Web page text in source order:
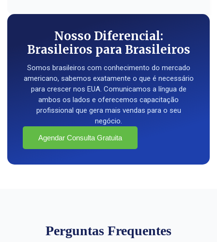
Nosso Diferencial:
Brasileiros para Brasileiros
Somos brasileiros com conhecimento do mercado
americano, sabemos exatamente o que é necessário
para crescer nos EUA. Comunicamos a língua de
ambos os lados e oferecemos capacitação
profissional que gera mais vendas para o seu
negócio.
Agendar Consulta Gratuita
Perguntas Frequentes